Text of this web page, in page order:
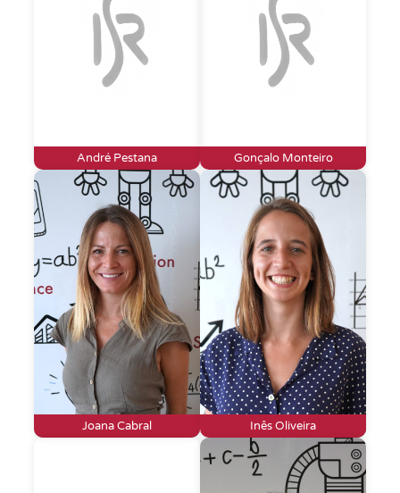
André Pestana Gonçalo Monteiro
Joana Cabral Inês Oliveira